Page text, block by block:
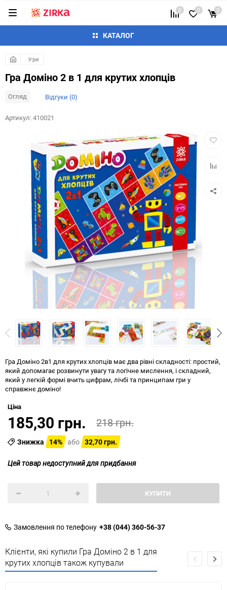
КАТАЛОГ
0 0 0
Ігри
Гра Доміно 2 в 1 для крутих хлопців
Огляд Відгуки (0)
до
Артикул:410021
Гра Доміно 2в1 для крутих хлопців має два рівні складності: простий,
який допомагає розвинути увагу та логічне мислення, і складний,
який у легкій формі вчить цифрам, лічбі та принципам гри у
справжнє доміно!
Ціна
185,30 грн. 218 грн.
Знижка 14% або 32,70 грн.
Цей товар недоступний для придбання
КУПИТИ
Замовлення по телефону +38 (044) 360-56-37
Клієнти, які купили Гра Доміно 2 в 1 для
крутих хлопців також купували